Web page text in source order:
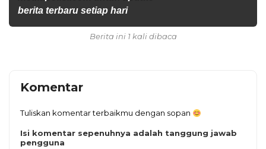
berita terbaru setiap hari
Berita ini 1 kali dibaca
Komentar
Tuliskan komentar terbaikmu dengan sopan
Isi komentar sepenuhnya adalah tanggung jawab
pengguna